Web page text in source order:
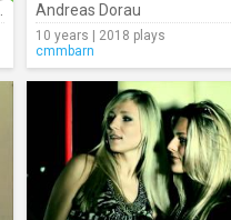
Andreas Dorau
10 years | 2018 plays
cmmbarn